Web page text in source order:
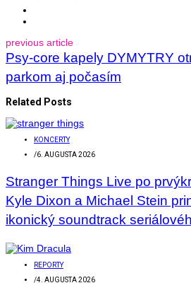
previous article
Psy-core kapely DYMYTRY
parkom aj počasím
Related Posts
KONCERTY
/6. AUGUSTA 2026
Stranger Things Live po
Kyle Dixon a Michael Stein
ikonický soundtrack
REPORTY
/4. AUGUSTA 2026